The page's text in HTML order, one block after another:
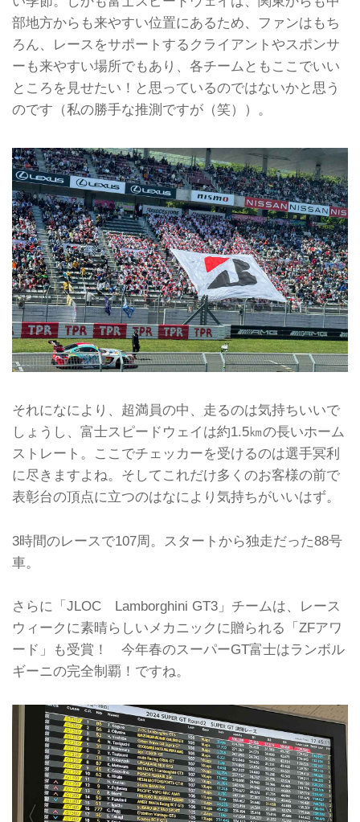
部地方からも来やすい位置にあるため、ファンはもち
ろん、レースをサポートするクライアントやスポンサ
ーも来やすい場所でもあり、各チームともここでいい
ところを見せたい！と思っているのではないかと思う
のです（私の勝手な推測ですが（笑））。
それになにより、超満員の中、走るのは気持ちいいで
しょうし、富士スピードウェイは約1.5㎞の長いホーム
ストレート。ここでチェッカーを受けるのは選手冥利
に尽きますよね。そしてこれだけ多くのお客様の前で
表彰台の頂点に立つのはなにより気持ちがいいはず。
3時間のレースで107周。スタートから独走だった88号
車。
さらに「JLOC Lamborghini GT3」チームは、レース
ウィークに素晴らしいメカニックに贈られる「ZFアワ
ード」も受賞！ 今年春のスーパーGT富士はランボル
ギーニの完全制覇！ですね。